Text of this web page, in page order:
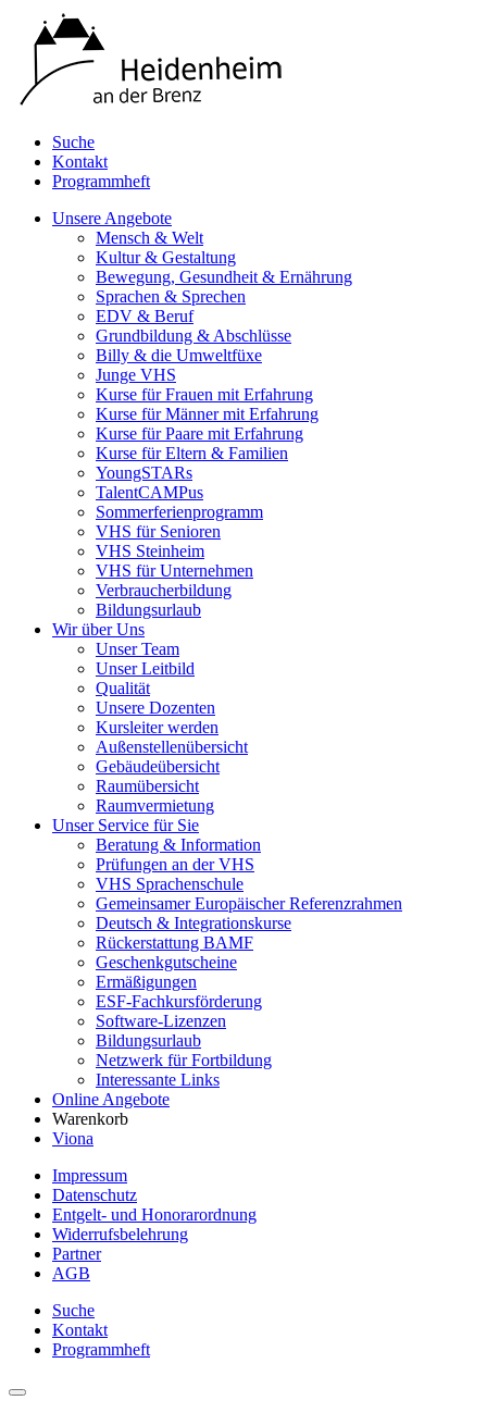
Suche
Kontakt
Programmheft
Unsere Angebote
Mensch & Welt
Kultur & Gestaltung
Bewegung, Gesundheit & Ernährung
Sprachen & Sprechen
EDV & Beruf
Grundbildung & Abschlüsse
Billy & die Umweltfüxe
Junge VHS
Kurse für Frauen mit Erfahrung
Kurse für Männer mit Erfahrung
Kurse für Paare mit Erfahrung
Kurse für Eltern & Familien
YoungSTARs
TalentCAMPus
Sommerferienprogramm
VHS für Senioren
VHS Steinheim
VHS für Unternehmen
Verbraucherbildung
Bildungsurlaub
Wir über Uns
Unser Team
Unser Leitbild
Qualität
Unsere Dozenten
Kursleiter werden
Außenstellenübersicht
Gebäudeübersicht
Raumübersicht
Raumvermietung
Unser Service für Sie
Beratung & Information
Prüfungen an der VHS
VHS Sprachenschule
Gemeinsamer Europäischer Referenzrahmen
Deutsch & Integrationskurse
Rückerstattung BAMF
Geschenkgutscheine
Ermäßigungen
ESF-Fachkursförderung
Software-Lizenzen
Bildungsurlaub
Netzwerk für Fortbildung
Interessante Links
Online Angebote
Warenkorb
Viona
Impressum
Datenschutz
Entgelt- und Honorarordnung
Widerrufsbelehrung
Partner
AGB
Suche
Kontakt
Programmheft